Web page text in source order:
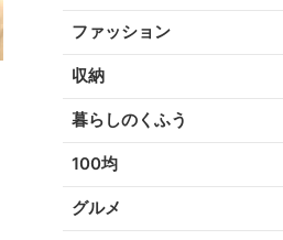
ファッション
収納
暮らしのくふう
100均
グルメ